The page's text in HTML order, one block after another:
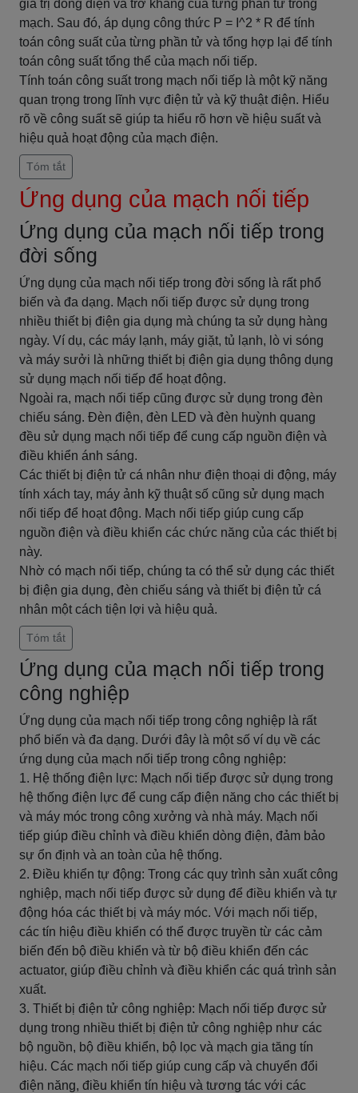
giá trị dòng điện và trở kháng của từng phần tử trong
mạch. Sau đó, áp dụng công thức P = I^2 * R để tính
toán công suất của từng phần tử và tổng hợp lại để tính
toán công suất tổng thể của mạch nối tiếp.
Tính toán công suất trong mạch nối tiếp là một kỹ năng
quan trọng trong lĩnh vực điện tử và kỹ thuật điện. Hiểu
rõ về công suất sẽ giúp ta hiểu rõ hơn về hiệu suất và
hiệu quả hoạt động của mạch điện.
Tóm tắt
Ứng dụng của mạch nối tiếp
Ứng dụng của mạch nối tiếp trong
đời sống
Ứng dụng của mạch nối tiếp trong đời sống là rất phổ
biến và đa dạng. Mạch nối tiếp được sử dụng trong
nhiều thiết bị điện gia dụng mà chúng ta sử dụng hàng
ngày. Ví dụ, các máy lạnh, máy giặt, tủ lạnh, lò vi sóng
và máy sưởi là những thiết bị điện gia dụng thông dụng
sử dụng mạch nối tiếp để hoạt động.
Ngoài ra, mạch nối tiếp cũng được sử dụng trong đèn
chiếu sáng. Đèn điện, đèn LED và đèn huỳnh quang
đều sử dụng mạch nối tiếp để cung cấp nguồn điện và
điều khiển ánh sáng.
Các thiết bị điện tử cá nhân như điện thoại di động, máy
tính xách tay, máy ảnh kỹ thuật số cũng sử dụng mạch
nối tiếp để hoạt động. Mạch nối tiếp giúp cung cấp
nguồn điện và điều khiển các chức năng của các thiết bị
này.
Nhờ có mạch nối tiếp, chúng ta có thể sử dụng các thiết
bị điện gia dụng, đèn chiếu sáng và thiết bị điện tử cá
nhân một cách tiện lợi và hiệu quả.
Tóm tắt
Ứng dụng của mạch nối tiếp trong
công nghiệp
Ứng dụng của mạch nối tiếp trong công nghiệp là rất
phổ biến và đa dạng. Dưới đây là một số ví dụ về các
ứng dụng của mạch nối tiếp trong công nghiệp:
1. Hệ thống điện lực: Mạch nối tiếp được sử dụng trong
hệ thống điện lực để cung cấp điện năng cho các thiết bị
và máy móc trong công xưởng và nhà máy. Mạch nối
tiếp giúp điều chỉnh và điều khiển dòng điện, đảm bảo
sự ổn định và an toàn của hệ thống.
2. Điều khiển tự động: Trong các quy trình sản xuất công
nghiệp, mạch nối tiếp được sử dụng để điều khiển và tự
động hóa các thiết bị và máy móc. Với mạch nối tiếp,
các tín hiệu điều khiển có thể được truyền từ các cảm
biến đến bộ điều khiển và từ bộ điều khiển đến các
actuator, giúp điều chỉnh và điều khiển các quá trình sản
xuất.
3. Thiết bị điện tử công nghiệp: Mạch nối tiếp được sử
dụng trong nhiều thiết bị điện tử công nghiệp như các
bộ nguồn, bộ điều khiển, bộ lọc và mạch gia tăng tín
hiệu. Các mạch nối tiếp giúp cung cấp và chuyển đổi
điện năng, điều khiển tín hiệu và tương tác với các